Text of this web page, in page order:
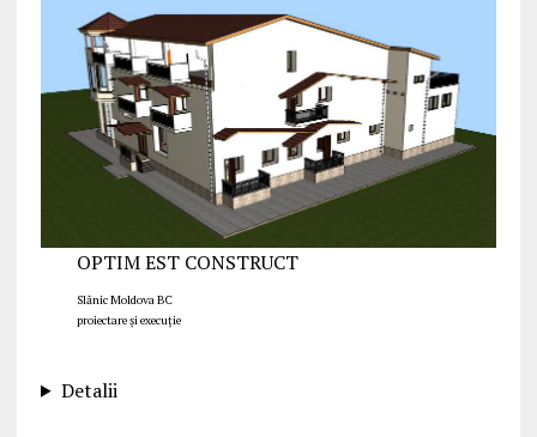
OPTIM EST CONSTRUCT
Slănic Moldova BC
proiectare și execuție
Detalii